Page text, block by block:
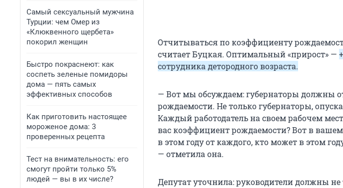
Самый сексуальный мужчина
Турции: чем Омер из
«Клюквенного щербета»
покорил женщин
Быстро покраснеют: как
соспеть зеленые помидоры
дома — пять самых
эффективных способов
Как приготовить настоящее
мороженое дома: 3
проверенных рецепта
Тест на внимательность: его
смогут пройти только 5%
людей — вы в их числе?
Отчитываться по коэффициенту
считает Буцкая. Оптимальный «прирост» —
сотрудника детородного возраста.
— Вот мы обсуждаем: губернаторы должны
рождаемости. Не только губернаторы,
Каждый работодатель на своем рабочем
вас коэффициент рождаемости? Вот в вашем
в этом году от каждого, кто может в этом
— отметила она.
Депутат уточнила: руководители должны не